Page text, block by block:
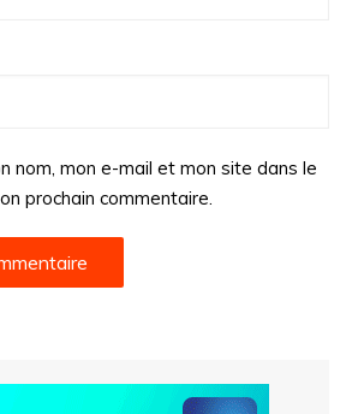
nom, mon e-mail et mon site dans le
prochain commentaire.